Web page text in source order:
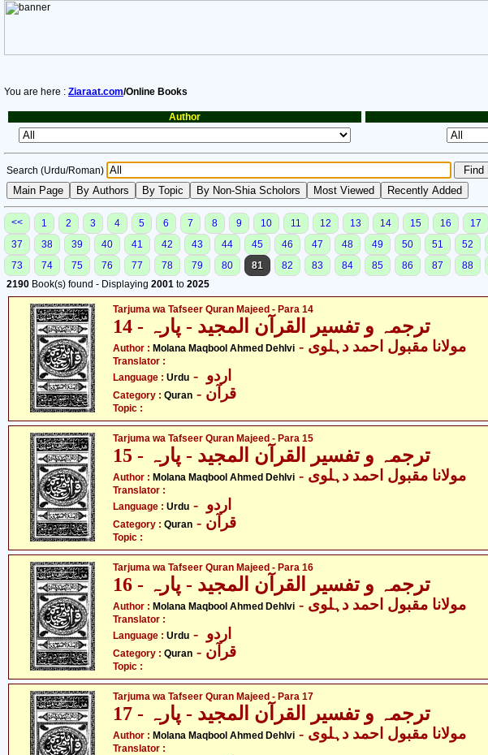
You are here : Ziaraat.com/Online Books
Author
Search (Urdu/Roman)
<< 1 2 3 4 5 6 7 8 9 10 11 12 13 14 15 16 17
37
38 39 40 41 42 43 44 45 46 47 48 49 50 51 52
73
74 75 76 77 78 79 80 81 82 83 84 85 86 87 88
2190 Book(s) found - Displaying 2001 to 2025
Tarjuma wa Tafseer Quran Majeed - Para 14
ترجمہ و تفسیر القرآن المجید - پارہ - 14
Author : Molana Maqbool Ahmed Dehlvi - مولانا مقبول احمد دہلوی
Translator :
Language : Urdu
Category : Quran - قرآن
Topic :
Tarjuma wa Tafseer Quran Majeed - Para 15
ترجمہ و تفسیر القرآن المجید - پارہ - 15
Author : Molana Maqbool Ahmed Dehlvi - مولانا مقبول احمد دہلوی
Translator :
Language : Urdu
Category : Quran - قرآن
Topic :
Tarjuma wa Tafseer Quran Majeed - Para 16
ترجمہ و تفسیر القرآن المجید - پارہ - 16
Author : Molana Maqbool Ahmed Dehlvi - مولانا مقبول احمد دہلوی
Translator :
Language : Urdu
Category : Quran - قرآن
Topic :
Tarjuma wa Tafseer Quran Majeed - Para 17
ترجمہ و تفسیر القرآن المجید - پارہ - 17
Author : Molana Maqbool Ahmed Dehlvi - مولانا مقبول احمد دہلوی
Translator :